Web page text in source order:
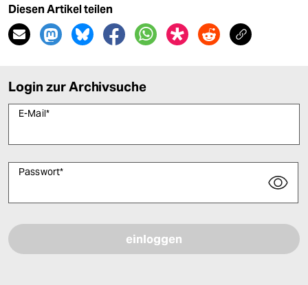
Diesen Artikel teilen
Login zur Archivsuche
E-Mail*
Passwort*